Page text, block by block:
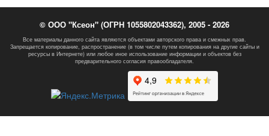
© ООО "Ксеон" (ОГРН 1055802043362), 2005 - 2026
Все материалы данного сайта являются объектами авторского права и смежных прав.
Запрещается копирование, распространение (в том числе путем копирования на другие сайты и
ресурсы в Интернете) или любое иное использование информации и объектов без
предварительного согласия правообладателя.